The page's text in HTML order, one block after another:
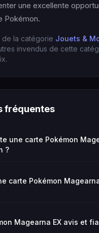
une excellente
Pokémon.
de la catégorie Jouets &
invendus de cette
fréquentes
une carte Pokémon
?
carte Pokémon
Magearna EX avis et